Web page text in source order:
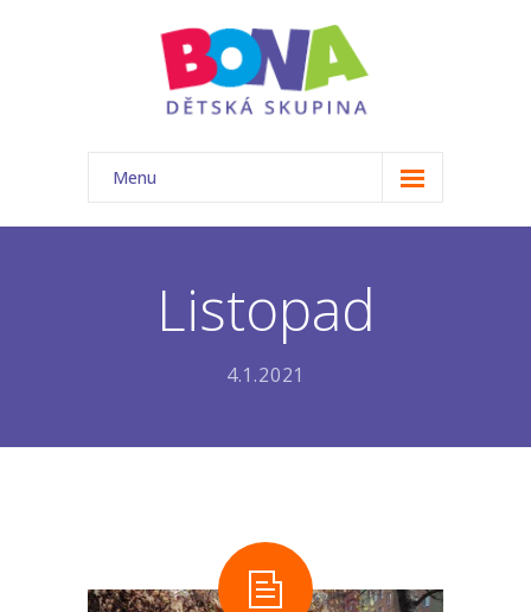
Menu
ÚVOD
-- Akce
-- Informace a tipy pro rodiče
Listopad
4.1.2021